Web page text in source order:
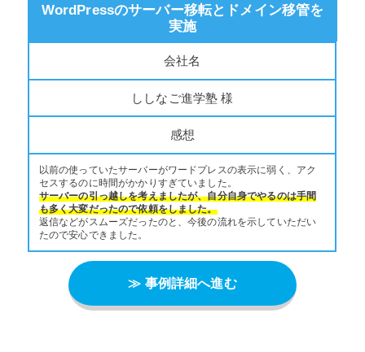
WordPressのサーバー移転とドメイン移管を
実施
会社名
ししなご進学塾 様
感想
以前の使っていたサーバーがワードプレスの表示に弱く、アク
セスするのに時間がかかりすぎていました。
サーバーの引っ越しを考えましたが、自分自身でやるのは手間
も多く大変だったので依頼をしました。
返信などがスムーズだったのと、今後の流れを示していただい
たので安心できました。
≫ 事例詳細へ進む